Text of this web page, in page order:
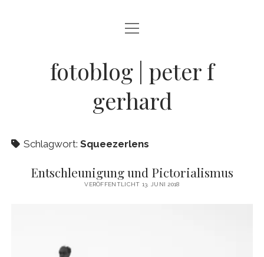
BLOG
JAZZ LIVE !
ZEN MOMENTE
INFO Menü
öffnen
Menü
öffnen
fotoblog | peter f
gerhard
Schlagwort: Squeezerlens
Entschleunigung und Pictorialismus
VERÖFFENTLICHT 13. JUNI 2018